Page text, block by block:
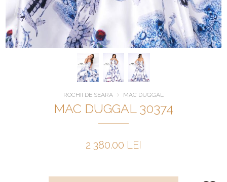
ROCHII DE SEARA MAC DUGGAL
MAC DUGGAL 30374
2 380.00 LEI